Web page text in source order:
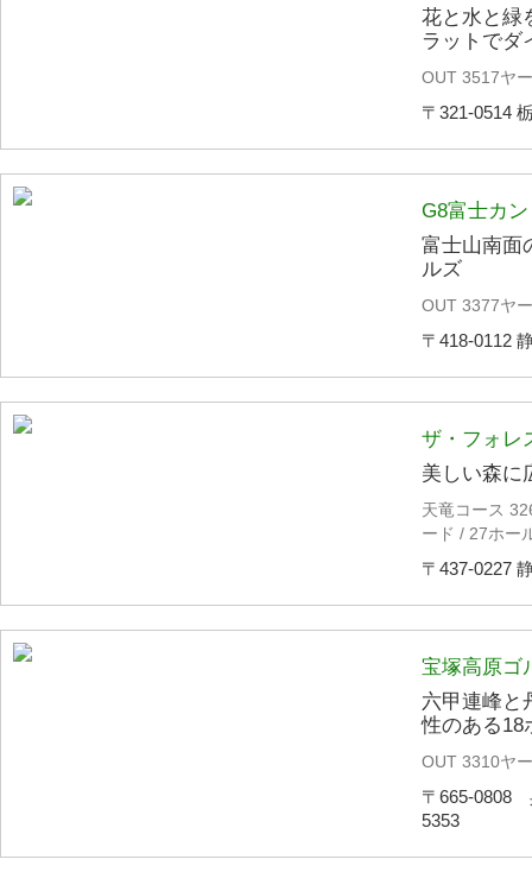
花と水と緑
ラットでダ
OUT 3517ヤ
〒321-0514
G8富士カ
富士山南面
ルズ
OUT 3377ヤ
〒418-0112
ザ・フォレ
美しい森に
天竜コース
ード / 27ホー
〒437-0227
宝塚高原ゴ
六甲連峰と
性のある18
OUT 3310ヤ
〒665-0808
5353